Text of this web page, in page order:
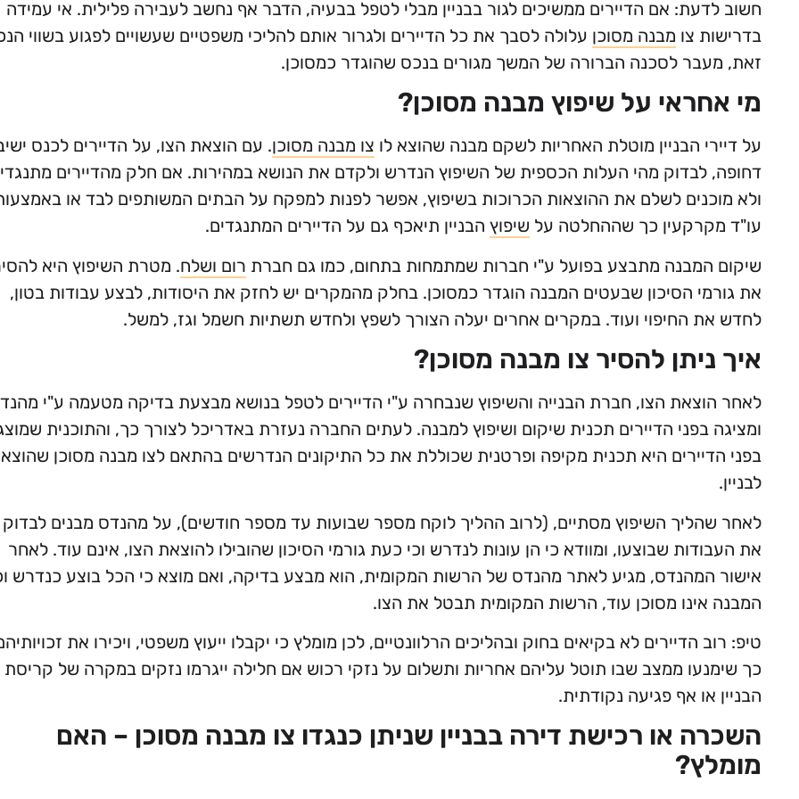
חשוב לדעת: אם הדיירים ממשיכים לגור בבניין מבלי לטפל בבעיה, הדבר אף נחשב לעבירה פלילית. אי עמידה
בדרישות צו מבנה מסוכן עלולה לסבך את כל הדיירים ולגרור אותם להליכי משפטיים שעשויים לפגוע בשווי
זאת, מעבר לסכנה הברורה של המשך מגורים בנכס שהוגדר כמסוכן.
מי אחראי על שיפוץ מבנה מסוכן?
על דיירי הבניין מוטלת האחריות לשקם מבנה שהוצא לו צו מבנה מסוכן. עם הוצאת הצו, על הדיירים לכנס
דחופה, לבדוק מהי העלות הכספית של השיפוץ הנדרש ולקדם את הנושא במהירות. אם חלק מהדיירים
ולא מוכנים לשלם את ההוצאות הכרוכות בשיפוץ, אפשר לפנות למפקח על הבתים המשותפים לבד או
עו"ד מקרקעין כך שההחלטה על שיפוץ הבניין תיאכף גם על הדיירים המתנגדים.
שיקום המבנה מתבצע בפועל ע"י חברות שמתמחות בתחום, כמו גם חברת רום ושלח. מטרת השיפוץ היא
את גורמי הסיכון שבעטים המבנה הוגדר כמסוכן. בחלק מהמקרים יש לחזק את היסודות, לבצע עבודות בטון,
לחדש את החיפוי ועוד. במקרים אחרים יעלה הצורך לשפץ ולחדש תשתיות חשמל וגז, למשל.
איך ניתן להסיר צו מבנה מסוכן?
לאחר הוצאת הצו, חברת הבנייה והשיפוץ שנבחרה ע"י הדיירים לטפל בנושא מבצעת בדיקה מטעמה ע"י
ומציגה בפני הדיירים תכנית שיקום ושיפוץ למבנה. לעתים החברה נעזרת באדריכל לצורך כך, והתוכנית
בפני הדיירים היא תכנית מקיפה ופרטנית שכוללת את כל התיקונים הנדרשים בהתאם לצו מבנה מסוכן שהוצא
לבניין.
לאחר שהליך השיפוץ מסתיים, (לרוב ההליך לוקח מספר שבועות עד מספר חודשים), על מהנדס מבנים לבדוק
את העבודות שבוצעו, ומוודא כי הן עונות לנדרש וכי כעת גורמי הסיכון שהובילו להוצאת הצו, אינם עוד. לאחר
אישור המהנדס, מגיע לאתר מהנדס של הרשות המקומית, הוא מבצע בדיקה, ואם מוצא כי הכל בוצע כנדרש
המבנה אינו מסוכן עוד, הרשות המקומית תבטל את הצו.
טיפ: רוב הדיירים לא בקיאים בחוק ובהליכים הרלוונטיים, לכן מומלץ כי יקבלו ייעוץ משפטי, ויכירו את
כך שימנעו ממצב שבו תוטל עליהם אחריות ותשלום על נזקי רכוש אם חלילה ייגרמו נזקים במקרה של קריסת
הבניין או אף פגיעה נקודתית.
השכרה או רכישת דירה בבניין שניתן כנגדו צו מבנה מסוכן – האם
מומלץ?